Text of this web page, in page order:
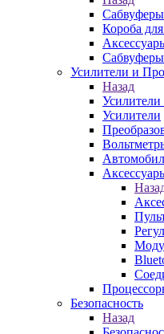
Короба
Сабвуферы
Усилители и
Назад
Усилители
Безопасность
Назад